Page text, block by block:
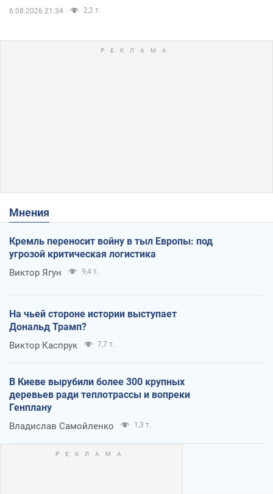
6.08.2026 21:34 2,2 т.
Мнения
Кремль переносит войну в тыл Европы: под
угрозой критическая логистика
Виктор Ягун 9,4 т.
На чьей стороне истории выступает
Дональд Трамп?
Виктор Каспрук 7,7 т.
В Киеве вырубили более 300 крупных
деревьев ради теплотрассы и вопреки
Генплану
Владислав Самойленко 1,3 т.